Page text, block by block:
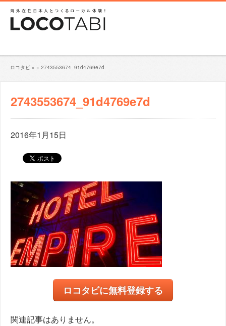
ロコタビ » » 2743553674_91d4769e7d
2743553674_91d4769e7d
2016年1月15日
ロコタビに無料登録する
関連記事はありません。